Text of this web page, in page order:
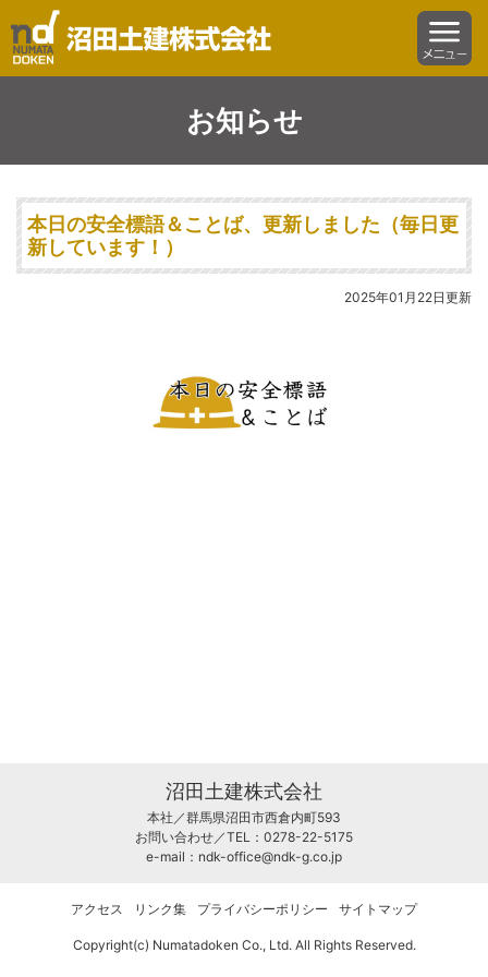
沼田土建株式会社 menu
お知らせ
本日の安全標語＆ことば、更新しました（毎日更
新しています！）
2025年01月22日更新
沼田土建株式会社
本社／群馬県沼田市西倉内町593
お問い合わせ／TEL：0278-22-5175
e-mail： ndk-office@ndk-g.co.jp
アクセス リンク集 プライバシーポリシー サイトマップ
Copyright(c) Numatadoken Co., Ltd. All Rights Reserved.